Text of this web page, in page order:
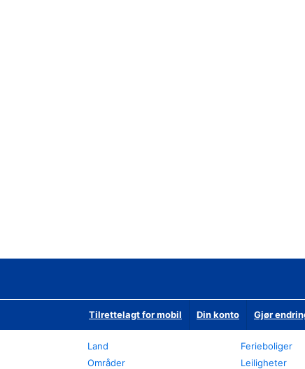
Tilrettelagt for mobil Din konto Gjør
Land
Områder
Ferieboliger
Leiligheter